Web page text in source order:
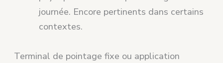
journée. Encore pertinents dans certains
contextes.
Terminal de pointage fixe ou application